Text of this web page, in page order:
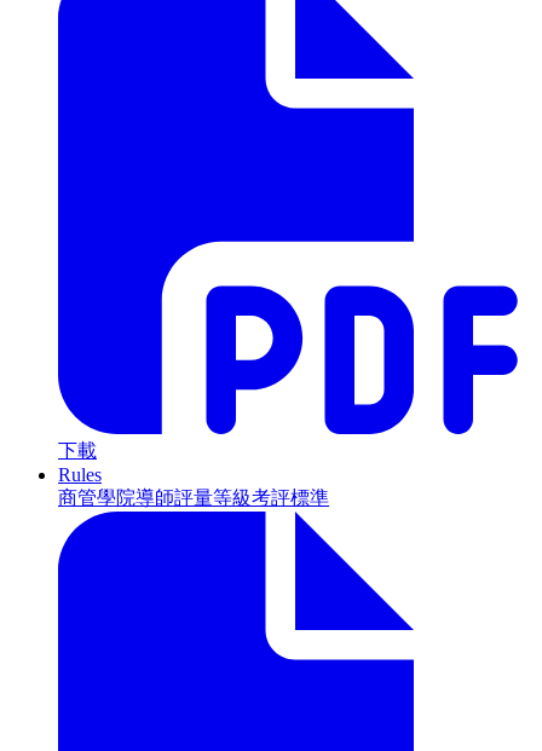
下載
Rules
商管學院導師評量等級考評標準